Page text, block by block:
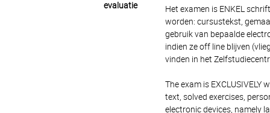
evaluatie
Het examen is ENKEL
worden: cursustekst,
gebruik van bepaalde
indien ze off line blijven
vinden in het
The exam is
text, solved exercises,
electronic devices, namely